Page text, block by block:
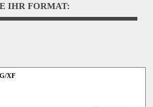
IHR FORMAT:
XF